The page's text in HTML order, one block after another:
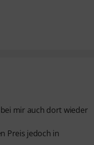
mir auch dort wieder
Preis jedoch in